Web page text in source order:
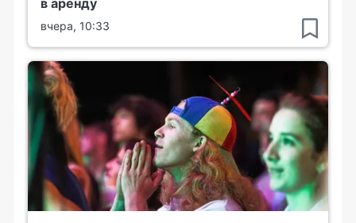
в аренду
вчера, 10:33